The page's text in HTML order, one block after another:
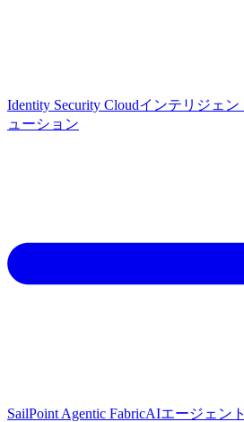
Identity Security Cloudインテリジェン
ューション
SailPoint Agentic FabricAIエージェン